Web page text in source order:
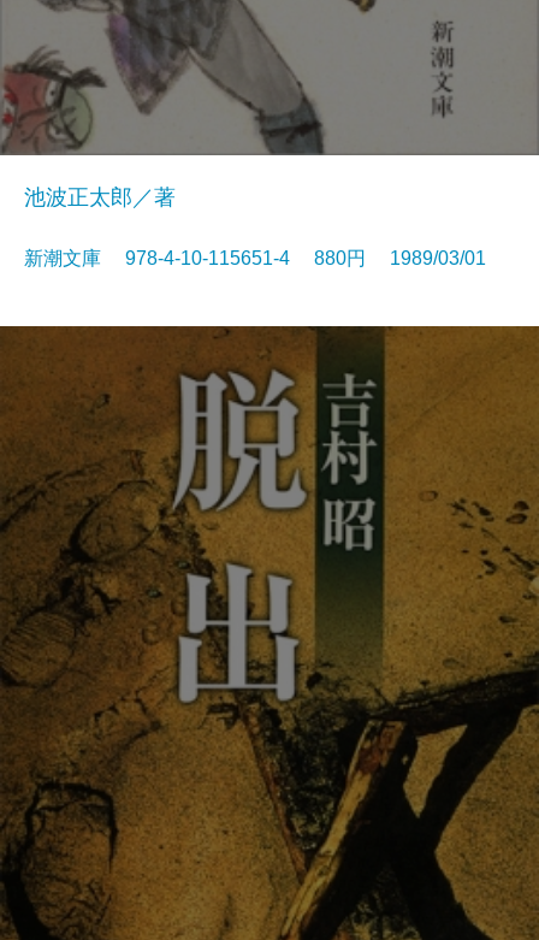
池波正太郎／著
新潮文庫 978-4-10-115651-4 880円 1989/03/01